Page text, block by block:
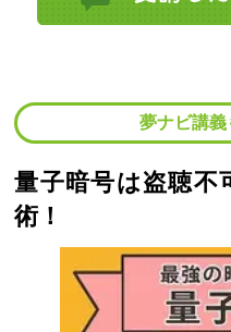
夢ナビ講義
量子暗号は盗聴不
術！